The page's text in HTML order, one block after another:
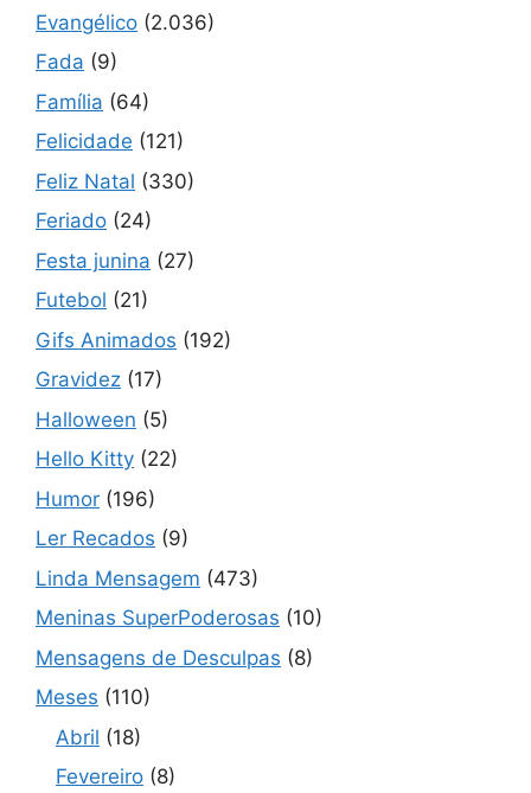
Evangélico (2.036)
Fada (9)
Família (64)
Felicidade (121)
Feliz Natal (330)
Feriado (24)
Festa junina (27)
Futebol (21)
Gifs Animados (192)
Gravidez (17)
Halloween (5)
Hello Kitty (22)
Humor (196)
Ler Recados (9)
Linda Mensagem (473)
Meninas SuperPoderosas (10)
Mensagens de Desculpas (8)
Meses (110)
Abril (18)
Fevereiro (8)